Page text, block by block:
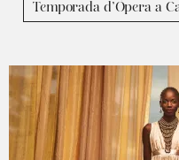
Temporada d’Òpera a